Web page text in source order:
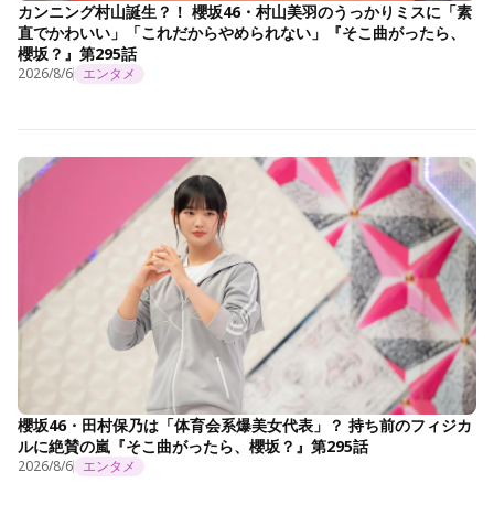
カンニング村山誕生？！ 櫻坂46・村山美羽のうっかりミスに「素
直でかわいい」「これだからやめられない」『そこ曲がったら、
櫻坂？』第295話
2026/8/6 エンタメ
櫻坂46・田村保乃は「体育会系爆美女代表」？ 持ち前のフィジカ
ルに絶賛の嵐『そこ曲がったら、櫻坂？』第295話
2026/8/6 エンタメ